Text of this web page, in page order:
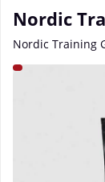
Nordic
Nordic Training
Produktbilleder